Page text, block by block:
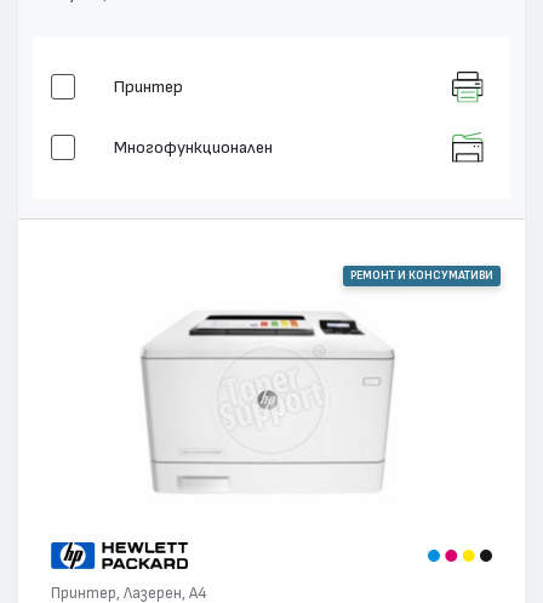
Принтер
Многофункционален
РЕМОНТ И КОНСУМАТИВИ
Принтер, Лазерен, А4